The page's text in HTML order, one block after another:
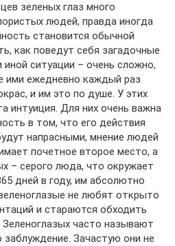
зеленых глаз много
людей, правда иногда
становится обычной
как поведут себя загадочные
иной ситуации – очень сложно,
ими ежедневно каждый раз
и им это по душе. У этих
интуиция. Для них очень важна
в том, что его действия
напрасными, мнение людей
почетное второе место, а
– серого люда, что окружает
дней в году, им абсолютно
не любят открыто
и стараются обходить
часто называют
Зачастую они не